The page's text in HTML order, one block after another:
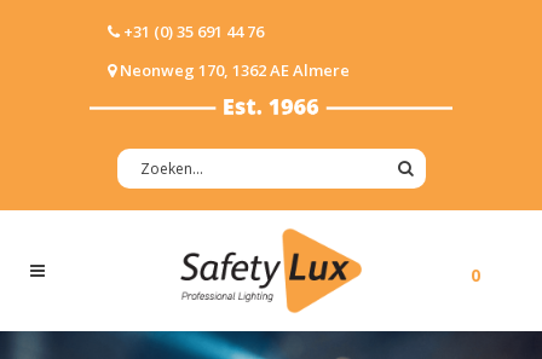
+31 (0) 35 691 44 76
Neonweg 170, 1362 AE Almere
0